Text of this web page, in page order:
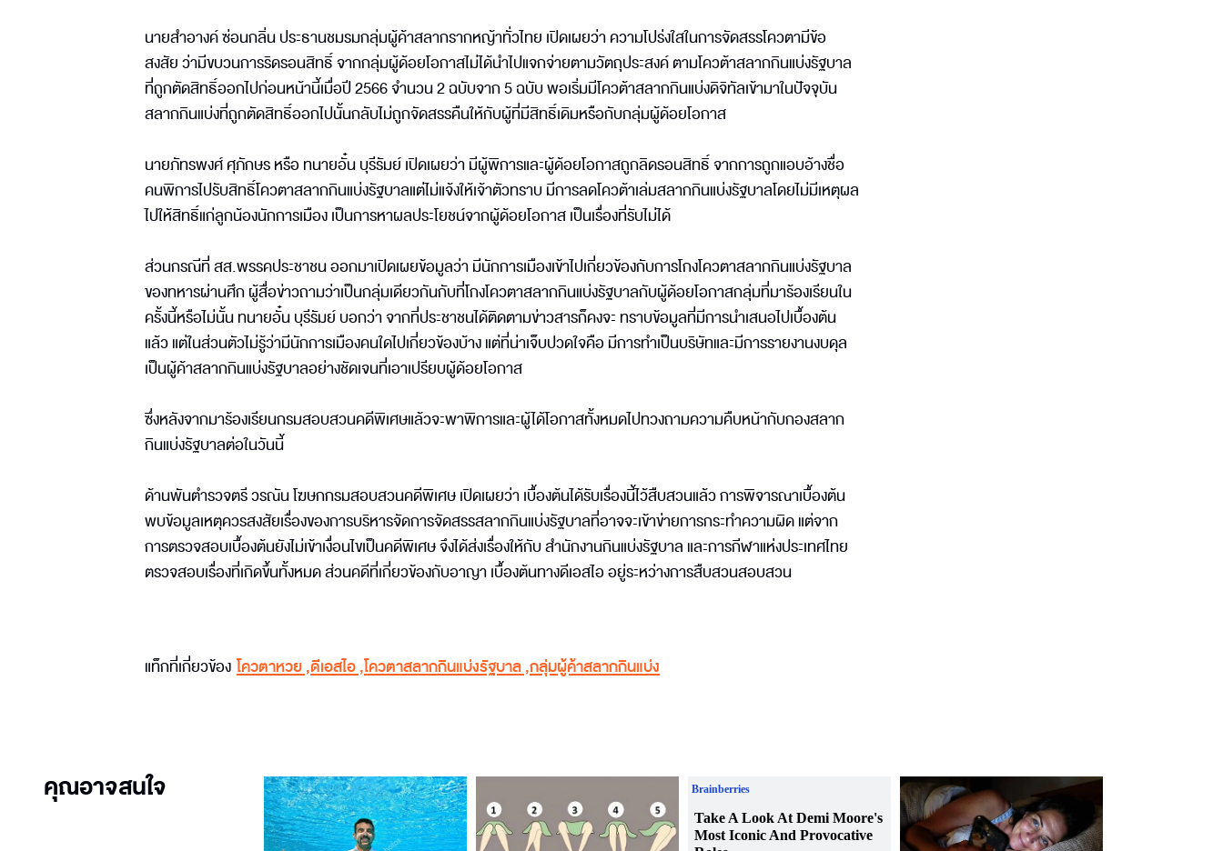
นายสำอางค์ ซ่อนกลิ่น ประธานชมรมกลุ่มผู้ค้าสลากรากหญ้าทั่วไทย เปิดเผยว่า ความโปร่งใสในการจัดสรรโควตามีข้อ
สงสัย ว่ามีขบวนการริดรอนสิทธิ์ จากกลุ่มผู้ด้อยโอกาสไม่ได้นำไปแจกจ่ายตามวัตถุประสงค์ ตามโควต้าสลากกินแบ่งรัฐบาล
ที่ถูกตัดสิทธิ์ออกไปก่อนหน้านี้เมื่อปี 2566 จำนวน 2 ฉบับจาก 5 ฉบับ พอเริ่มมีโควต้าสลากกินแบ่งดิจิทัลเข้ามาในปัจจุบัน
สลากกินแบ่งที่ถูกตัดสิทธิ์ออกไปนั้นกลับไม่ถูกจัดสรรคืนให้กับผู้ที่มีสิทธิ์เดิมหรือกับกลุ่มผู้ด้อยโอกาส
นายภัทรพงศ์ ศุภักษร หรือ ทนายอั๋น บุรีรัมย์ เปิดเผยว่า มีผู้พิการและผู้ด้อยโอกาสถูกลิดรอนสิทธิ์ จากการถูกแอบอ้างชื่อ
คนพิการไปรับสิทธิ์โควตาสลากกินแบ่งรัฐบาลแต่ไม่แจ้งให้เจ้าตัวทราบ มีการลดโควต้าเล่มสลากกินแบ่งรัฐบาลโดยไม่มีเหตุผล
ไปให้สิทธิ์แก่ลูกน้องนักการเมือง เป็นการหาผลประโยชน์จากผู้ด้อยโอกาส เป็นเรื่องที่รับไม่ได้
ส่วนกรณีที่ สส.พรรคประชาชน ออกมาเปิดเผยข้อมูลว่า มีนักการเมืองเข้าไปเกี่ยวข้องกับการโกงโควตาสลากกินแบ่งรัฐบาล
ของทหารผ่านศึก ผู้สื่อข่าวถามว่าเป็นกลุ่มเดียวกันกับที่โกงโควตาสลากกินแบ่งรัฐบาลกับผู้ด้อยโอกาสกลุ่มที่มาร้องเรียนใน
ครั้งนี้หรือไม่นั้น ทนายอั๋น บุรีรัมย์ บอกว่า จากที่ประชาชนได้ติดตามข่าวสารก็คงจะ ทราบข้อมูลที่มีการนำเสนอไปเบื้องต้น
แล้ว แต่ในส่วนตัวไม่รู้ว่ามีนักการเมืองคนใดไปเกี่ยวข้องบ้าง แต่ที่น่าเจ็บปวดใจคือ มีการทำเป็นบริษัทและมีการรายงานงบดุล
เป็นผู้ค้าสลากกินแบ่งรัฐบาลอย่างชัดเจนที่เอาเปรียบผู้ด้อยโอกาส
ซึ่งหลังจากมาร้องเรียนกรมสอบสวนคดีพิเศษแล้วจะพาพิการและผู้ได้โอกาสทั้งหมดไปทวงถามความคืบหน้ากับกองสลาก
กินแบ่งรัฐบาลต่อในวันนี้
ด้านพันตำรวจตรี วรณัน โฆษกกรมสอบสวนคดีพิเศษ เปิดเผยว่า เบื้องต้นได้รับเรื่องนี้ไว้สืบสวนแล้ว การพิจารณาเบื้องต้น
พบข้อมูลเหตุควรสงสัยเรื่องของการบริหารจัดการจัดสรรสลากกินแบ่งรัฐบาลที่อาจจะเข้าข่ายการกระทำความผิด แต่จาก
การตรวจสอบเบื้องต้นยังไม่เข้าเงื่อนไขเป็นคดีพิเศษ จึงได้ส่งเรื่องให้กับ สำนักงานกินแบ่งรัฐบาล และการกีฬาแห่งประเทศไทย
ตรวจสอบเรื่องที่เกิดขึ้นทั้งหมด ส่วนคดีที่เกี่ยวข้องกับอาญา เบื้องต้นทางดีเอสไอ อยู่ระหว่างการสืบสวนสอบสวน
แท็กที่เกี่ยวข้อง โควตาหวย,ดีเอสไอ,โควตาสลากกินแบ่งรัฐบาล,กลุ่มผู้ค้าสลากกินแบ่ง
คุณอาจสนใจ